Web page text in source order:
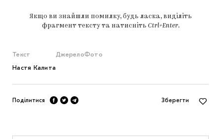
Якщо ви знайшли помилку, будь ласка, виділіть
фрагмент тексту та натисніть Ctrl+Enter.
Текст
Настя Калита
ДжерелоФото
Поділитися Зберегти